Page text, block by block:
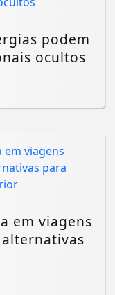
podem
ocultos
em viagens